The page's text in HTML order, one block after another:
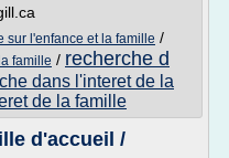
sur l'enfance et la famille /
famille / recherche d
dans l'interet de la
de la famille
d'accueil /